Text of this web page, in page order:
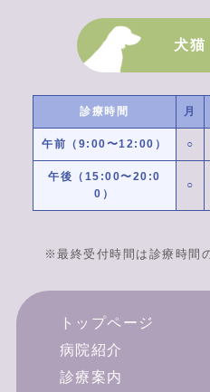
犬猫
診療時間 月
午前（9:00〜12:00） ○
午後（15:00〜20:0
0）
○
※最終受付時間は診療時間
トップページ
病院紹介
診療案内